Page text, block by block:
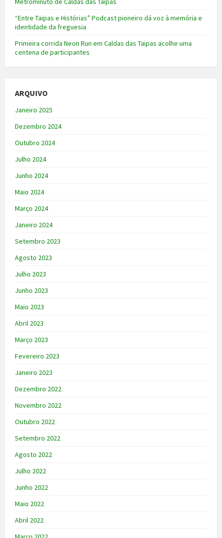
“Entre Taipas e Histórias” Podcast pioneiro dá voz à memória e
identidade da freguesia
Primeira corrida Neon Run em Caldas das Taipas acolhe uma
centena de participantes
ARQUIVO
Janeiro 2025
Dezembro 2024
Outubro 2024
Julho 2024
Junho 2024
Maio 2024
Março 2024
Janeiro 2024
Setembro 2023
Agosto 2023
Julho 2023
Junho 2023
Maio 2023
Abril 2023
Março 2023
Fevereiro 2023
Janeiro 2023
Dezembro 2022
Novembro 2022
Outubro 2022
Setembro 2022
Agosto 2022
Julho 2022
Junho 2022
Maio 2022
Abril 2022